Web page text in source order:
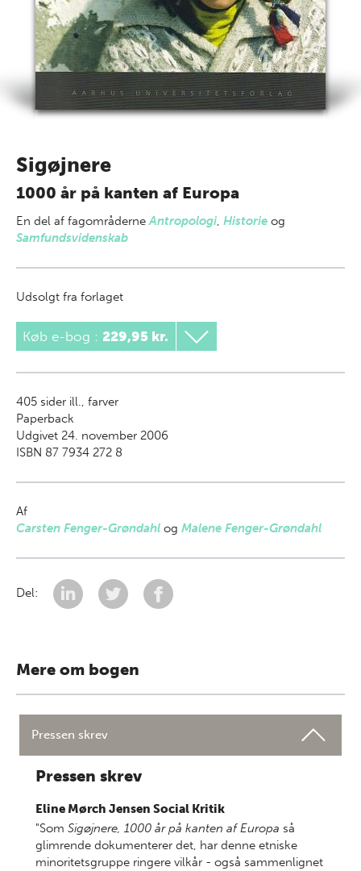
Sigøjnere
1000 år på kanten af Europa
En del af fagområderneAntropologi, Historie og
Samfundsvidenskab
Udsolgt fra forlaget
Køb e-bog : 229,95 kr.
405 sider ill., farver
Paperback
Udgivet 24. november 2006
ISBN 87 7934 272 8
Af
Carsten Fenger-Grøndahl og Malene Fenger-Grøndahl
Del:
Mere om bogen
Pressen skrev
Pressen skrev
Eline Mørch Jensen Social Kritik
"Som Sigøjnere, 1000 år på kanten af Europa så
glimrende dokumenterer det, har denne etniske
minoritetsgruppe ringere vilkår - også sammenlignet